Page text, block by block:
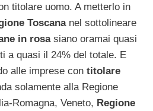
titolare uomo. A metterlo in
Toscananel sottolineare
in rosasiano oramai quasi
a quasi il 24% del totale. E
alle imprese con titolare
solamente alla Regione
Romagna, Veneto, Regione